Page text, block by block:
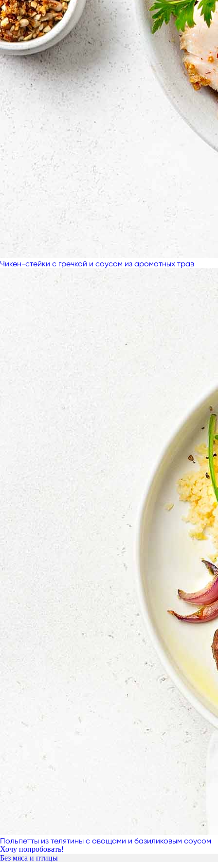
Чикен-стейки с гречкой и соусом из ароматных трав
Польпетты из телятины с овощами и базиликовым соусом
Хочу попробовать!
Без мяса и птицы